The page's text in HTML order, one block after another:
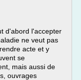
d'abord l'accepter
ne veut pas
acte et y
se
mais aussi de
ouvrages